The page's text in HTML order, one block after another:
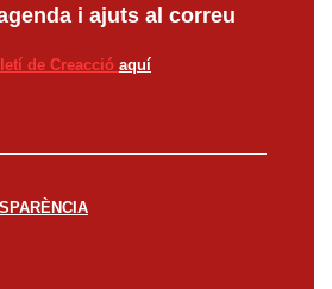
i ajuts al correu
de Creacció aquí